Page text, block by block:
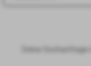
Deine